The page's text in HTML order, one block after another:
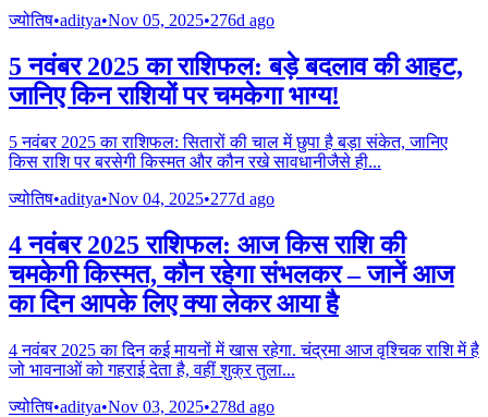
ज्योतिष•aditya•Nov 05, 2025•276d ago
5 नवंबर 2025 का राशिफल: बड़े बदलाव की आहट,
जानिए किन राशियों पर चमकेगा भाग्य!
5 नवंबर 2025 का राशिफल: सितारों की चाल में छुपा है बड़ा संकेत, जानिए
किस राशि पर बरसेगी किस्मत और कौन रखे सावधानीजैसे ही...
ज्योतिष•aditya•Nov 04, 2025•277d ago
4 नवंबर 2025 राशिफल: आज किस राशि की
चमकेगी किस्मत, कौन रहेगा संभलकर – जानें आज
का दिन आपके लिए क्या लेकर आया है
4 नवंबर 2025 का दिन कई मायनों में खास रहेगा. चंद्रमा आज वृश्चिक राशि में है
जो भावनाओं को गहराई देता है, वहीं शुक्र तुला...
ज्योतिष•aditya•Nov 03, 2025•278d ago